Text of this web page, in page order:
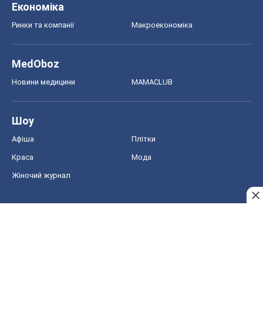
Економіка
Ринки та компанії Макроекономіка
MedOboz
Новини медицини MAMACLUB
Шоу
Афіша Плітки
Краса Мода
Жіночий журнал